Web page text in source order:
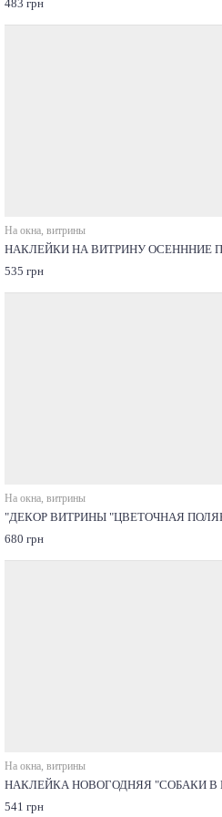
483 грн
На окна, витрины
НАКЛЕЙКИ НА ВИТРИНУ ОСЕНННИЕ
535 грн
На окна, витрины
"ДЕКОР ВИТРИНЫ "ЦВЕТОЧНАЯ
680 грн
На окна, витрины
НАКЛЕЙКА НОВОГОДНЯЯ "СОБАКИ
541 грн